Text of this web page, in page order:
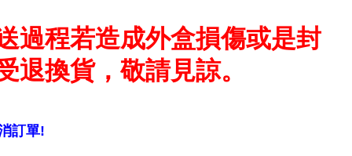
過程若造成外盒損傷或是封
換貨，敬請見諒。
訂單!